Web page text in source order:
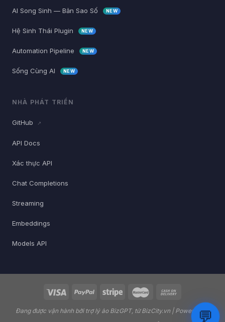
AI Song Sinh — Bản Sao Số NEW
Hệ Sinh Thái Plugin NEW
Automation Pipeline NEW
Sống Cùng AI NEW
NHÀ PHÁT TRIỂN
GitHub ↗
API Docs
Xác thực API
Chat Completions
Streaming
Embeddings
Models API
Đang được vận hành bởi trợ lý ảo BizGPT, từBizCity.vn | Powered by
💬